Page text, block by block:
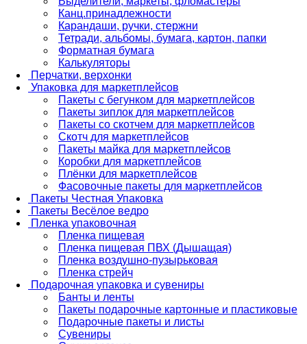
Канц.принадлежности
Карандаши, ручки, стержни
Тетради, альбомы, бумага, картон, папки
Форматная бумага
Калькуляторы
Перчатки, верхонки
Упаковка для маркетплейсов
Пакеты с бегунком для маркетплейсов
Пакеты зиплок для маркетплейсов
Пакеты со скотчем для маркетплейсов
Скотч для маркетплейсов
Пакеты майка для маркетплейсов
Коробки для маркетплейсов
Плёнки для маркетплейсов
Фасовочные пакеты для маркетплейсов
Пакеты Честная Упаковка
Пакеты Весёлое ведро
Пленка упаковочная
Пленка пищевая
Пленка пищевая ПВХ (Дышащая)
Пленка воздушно-пузырьковая
Пленка стрейч
Подарочная упаковка и сувениры
Банты и ленты
Пакеты подарочные картонные и пластиковые
Подарочные пакеты и листы
Сувениры